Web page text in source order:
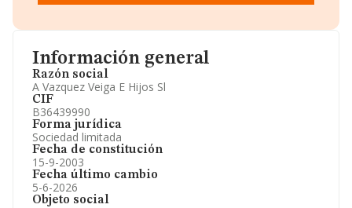
Información general
Razón social
A Vazquez Veiga E Hijos Sl
CIF
B36439990
Forma jurídica
Sociedad limitada
Fecha de constitución
15-9-2003
Fecha último cambio
5-6-2026
Objeto social
Información oficial y registral complementaria.